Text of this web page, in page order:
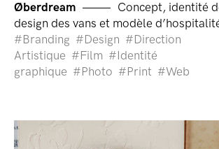
Øberdream
Concept, identité
design des vans et modèle
Branding
Design
Direction
Artistique
Film
Identité
graphique
Photo Print Web